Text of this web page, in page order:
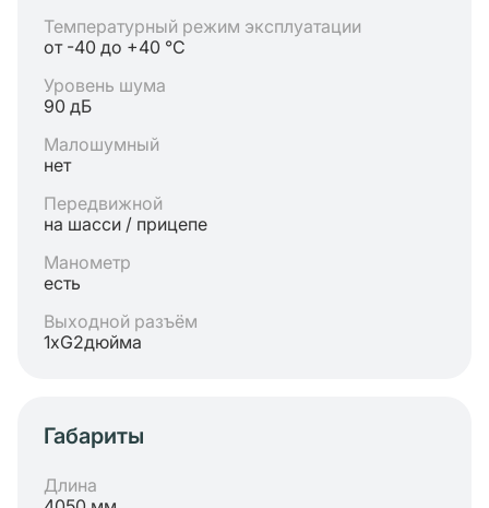
Температурный режим эксплуатации
от -40 до +40 °C
Уровень шума
90 дБ
Малошумный
нет
Передвижной
на шасси / прицепе
Манометр
есть
Выходной разъём
1хG2дюйма
Габариты
Длина